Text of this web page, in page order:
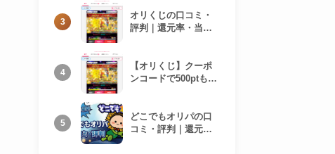
3
オリくじの口コミ・
評判｜還元率・当た
4
【オリくじ】クーポ
ンコードで500ptもら
5
どこでもオリパの口
コミ・評判｜還元率